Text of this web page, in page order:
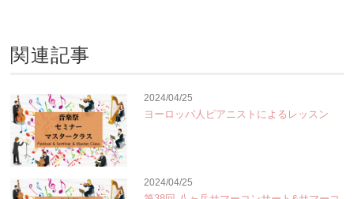
関連記事
2024/04/25
ヨーロッパ人ピアニストによるレッスン
2024/04/25